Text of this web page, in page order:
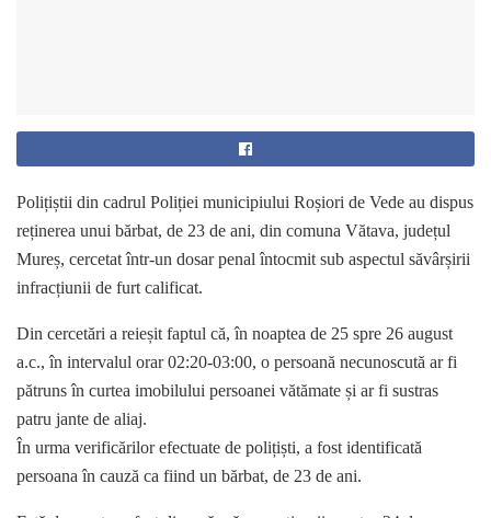
Polițiștii din cadrul Poliției municipiului Roșiori de Vede au dispus
reținerea unui bărbat, de 23 de ani, din comuna Vătava, județul
Mureș, cercetat într-un dosar penal întocmit sub aspectul săvârșirii
infracțiunii de furt calificat.
Din cercetări a reieșit faptul că, în noaptea de 25 spre 26 august
a.c., în intervalul orar 02:20-03:00, o persoană necunoscută ar fi
pătruns în curtea imobilului persoanei vătămate și ar fi sustras
patru jante de aliaj.
În urma verificărilor efectuate de polițiști, a fost identificată
persoana în cauză ca fiind un bărbat, de 23 de ani.